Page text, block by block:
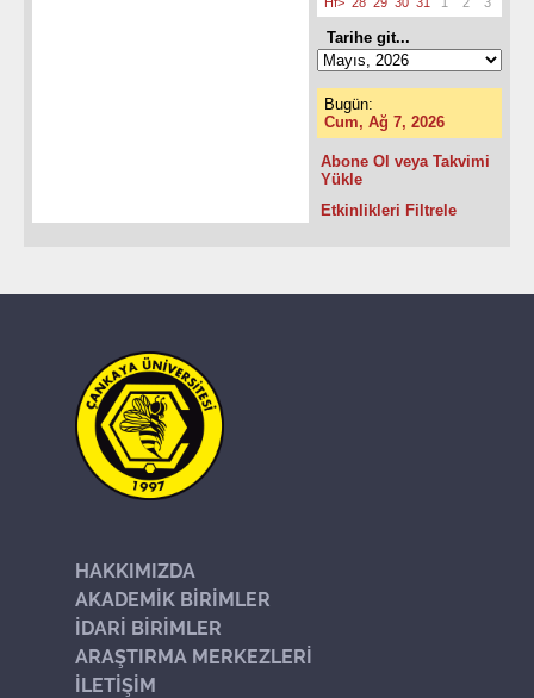
Tarihe git...
Bugün:
Cum, Ağ 7, 2026
Abone Ol veya Takvimi
Yükle
Etkinlikleri Filtrele
HAKKIMIZDA
AKADEMİK BİRİMLER
İDARİ BİRİMLER
ARAŞTIRMA MERKEZLERİ
İLETİŞİM